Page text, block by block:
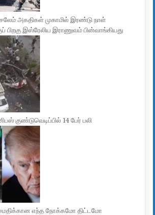
அகதிகள் முகாமில் இரண்டு நாள்
பிறகு இஸ்ரேலிய இராணுவம் பின்வாங்கியது
குண்டுவெடிப்பில் 14 பேர் பலி
எந்த நோக்கமோ திட்டமோ